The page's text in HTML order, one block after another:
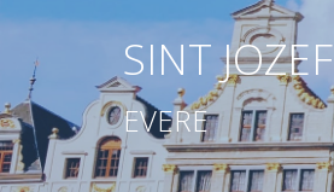
SINT JOZEF
EVERE